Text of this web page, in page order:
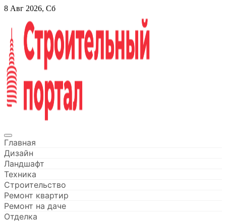
Перейти
содержанию
8 Авг 2026, Сб
Строительный портал
Главная
Дизайн
Ландшафт
Техника
Строительство
Ремонт квартир
Ремонт на даче
Отделка